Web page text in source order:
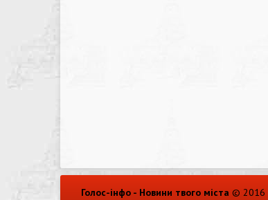
Голос-інфо - Новини твого міста © 2016